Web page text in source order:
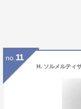
no. 11